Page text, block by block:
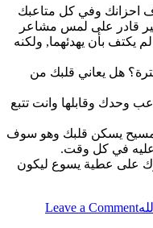
احزانك وفي كل متاعبك
قادر على لمس مشاعر
يكتف بأن يهدئهما, ولكنه
هل يعاني قلبك من
وحدك وقابلها وانت تتبع
يسكن قلبك وهو سوف
في كل وقت.
على عطية يسوع ليكون
Leave a Comment
on